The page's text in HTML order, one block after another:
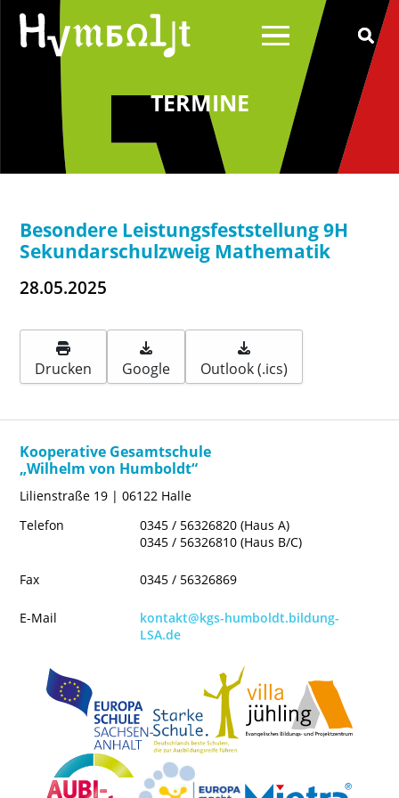
Über uns
Schulleitung
Schulelternrat
Schulförderverein
Schulsozialarbeit
Wilhelm von Humboldt
Berufs- und Studienorientierung
Ganztag
Projekte
Vertretungsplan - Schüler
Vertretungsplan - Lehrer
IServ Schulplattform
Aktuelles Schuljahr
Termine
TERMINE
Besondere Leistungsfeststellung 9H
Sekundarschulzweig Mathematik
28.05.2025
Drucken Google Outlook (.ics)
Kooperative Gesamtschule
„Wilhelm von Humboldt“
Lilienstraße 19 | 06122 Halle
Telefon
0345 / 56326820 (Haus A)
0345 / 56326810 (Haus B/C)
Fax 0345 / 56326869
E-Mail
kontakt@kgs-humboldt.bildung-
LSA.de